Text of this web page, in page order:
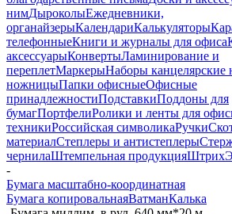
нимДыроколыЕжедневники,
органайзерыКалендариКалькуляторы
телефонныеКниги и журналы для офиса
аксессуарыКонвертыЛаминирование и
переплетМаркерыНаборы канцелярские
ножницыПапки офисныеОфисные
принадлежностиПодставкиПоддоны для
бумагПортфелиРолики и ленты для
техникиРоссийская символикаРучки
материалСтеплеры и антистеплеры
чернилаШтемпельная продукцияШтрих
-
Бумага масштабно-координатная
Бумага копировальнаяВатманКалька